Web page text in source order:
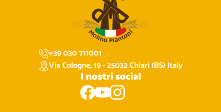
+39 030 711001
Via Cologne, 19 - 25032 Chiari (BS) Italy
I nostri social